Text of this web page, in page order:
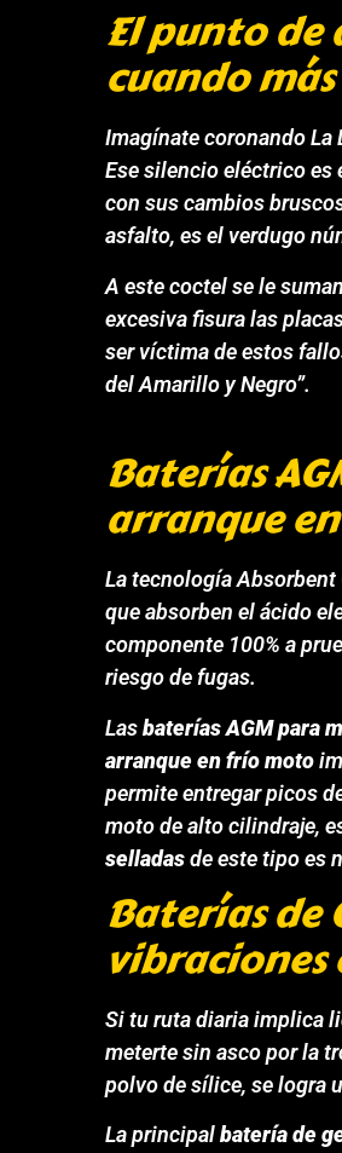
El punto
cuando
Imagínate coronando La
Ese silencio eléctrico es
con sus cambios
asfalto, es el verdugo
A este coctel se le
excesiva fisura las
ser víctima de estos
del Amarillo y Negro”.
Baterías
arranque
La tecnologíaAbsorbent
que absorben el ácido
componente 100% a
riesgo de fugas.
Lasbaterías AGM para
arranque en frío moto
permite entregar picos
moto de alto cilindraje,
selladasde este tipo es
Baterías de
vibraciones
Si tu ruta diaria implica
meterte sin asco por la
polvo de sílice, se logra
La principalbatería de